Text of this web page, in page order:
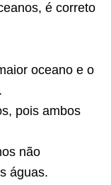
é correto
oceano e o
pois ambos
não
águas.